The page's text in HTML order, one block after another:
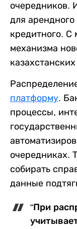
очередников.
для
кредитного. С
механизма
платформу.
процессы,
очередниках.
собирать
данные
“При